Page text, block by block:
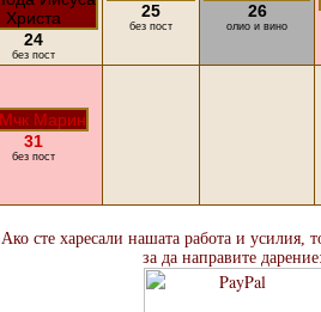
24
без пост
25
без пост
26
олио и вино
31
без пост
Ако сте харесали нашата работа и усилия,
за да направите дарение: